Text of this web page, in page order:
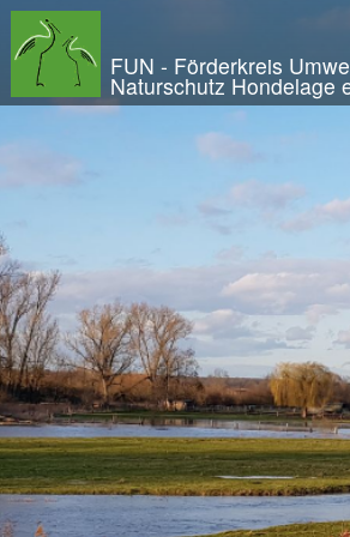
Wir - der FUN
Der Verein
Entstehung und
Der Vorstand
Orts- und Arbeitsgruppen
Bundesfreiwilligendienst
Satzung und Leitbild
Veröffentlichungen
Projekte und Aktivitäten
Initiative Langes Leben
Urwald Hondelage
Togo - ein Projekt in Afrika
GAK-Projekte
Nistkästen
FUN - Förderkreis
Naturschutz Hondelage